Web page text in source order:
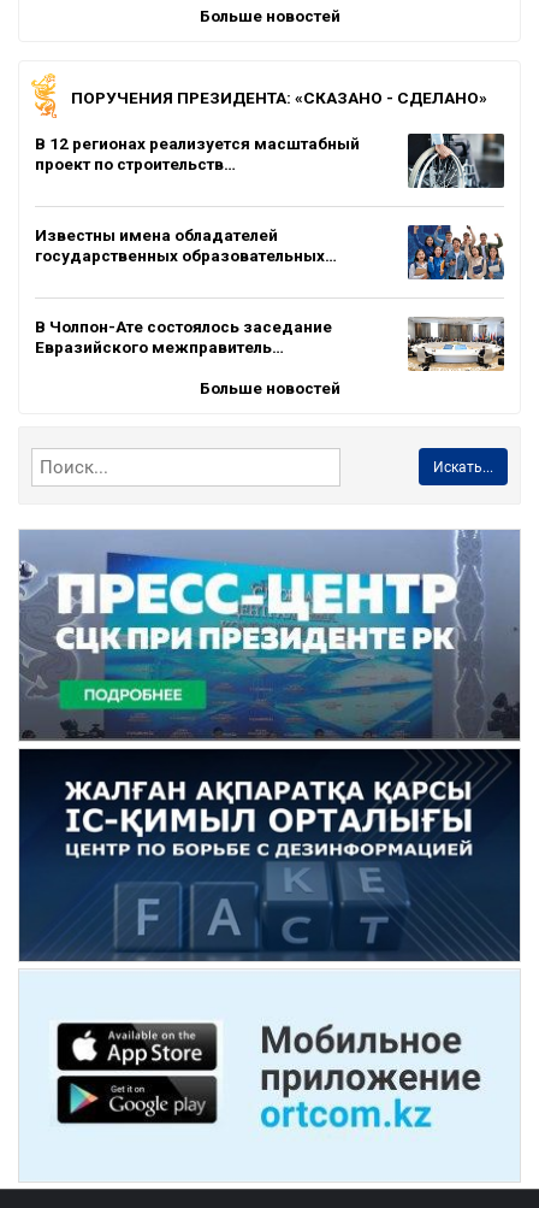
Больше новостей
ПОРУЧЕНИЯ ПРЕЗИДЕНТА: «СКАЗАНО - СДЕЛАНО»
В 12 регионах реализуется масштабный
проект по строительств…
Известны имена обладателей
государственных образовательных…
В Чолпон-Ате состоялось заседание
Евразийского межправитель…
Больше новостей
Искать...